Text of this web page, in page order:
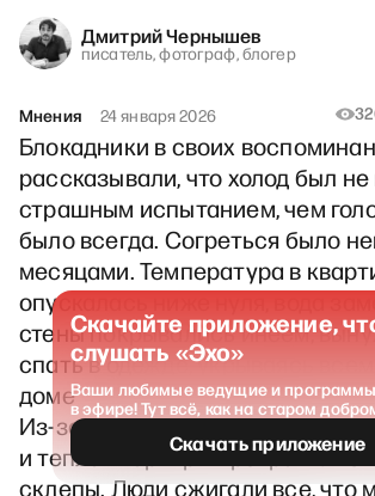
Дмитрий Чернышев
писатель, фотограф, блогер
Мнения 24 января 2026
Блокадники в своих
рассказывали, что холод был
страшным испытанием, чем
было всегда. Согреться было
месяцами. Температура в
опускалась ниже нуля, вода
стены покрывались инеем,
спать в одежде, укрываясь
доме
Из-за прекращения подачи
и тепла квартиры
склепы. Люди сжигали все, что
Скачайте приложение,
слушать «Эхо»
Ваши любимые ведущие и
в эфире! Тут всё, как на старом
Скачать приложение